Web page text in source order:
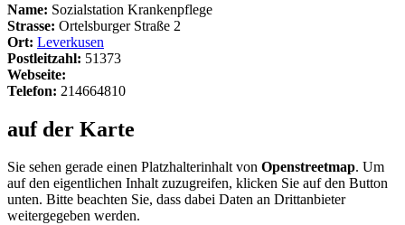
Name: Sozialstation Krankenpflege
Strasse: Ortelsburger Straße 2
Ort: Leverkusen
Postleitzahl: 51373
Webseite:
Telefon: 214664810
auf der Karte
Sie sehen gerade einen Platzhalterinhalt von Openstreetmap. Um
auf den eigentlichen Inhalt zuzugreifen, klicken Sie auf den Button
unten. Bitte beachten Sie, dass dabei Daten an Drittanbieter
weitergegeben werden.